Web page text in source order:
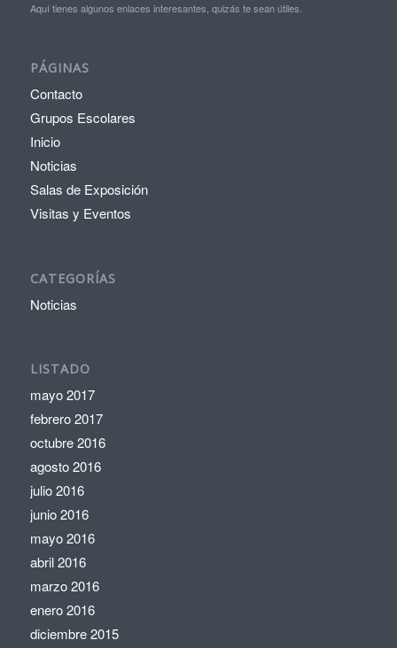
Aquí tienes algunos enlaces interesantes, quizás te sean útiles.
PÁGINAS
Contacto
Grupos Escolares
Inicio
Noticias
Salas de Exposición
Visitas y Eventos
CATEGORÍAS
Noticias
LISTADO
mayo 2017
febrero 2017
octubre 2016
agosto 2016
julio 2016
junio 2016
mayo 2016
abril 2016
marzo 2016
enero 2016
diciembre 2015